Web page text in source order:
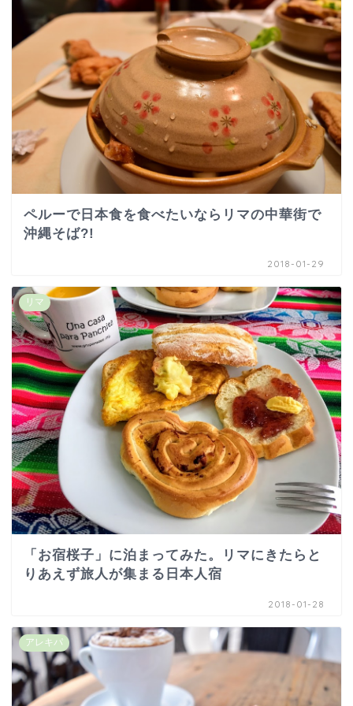
ペルーで日本食を食べたいならリマの中華街で
沖縄そば?!
2018-01-29
リマ
「お宿桜子」に泊まってみた。リマにきたらと
りあえず旅人が集まる日本人宿
2018-01-28
アレキパ